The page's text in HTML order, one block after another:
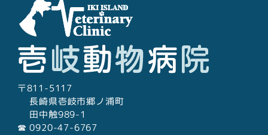
〒811-5117
長崎県壱岐市郷ノ浦町
田中触989-1
☎︎ 0920-47-6767